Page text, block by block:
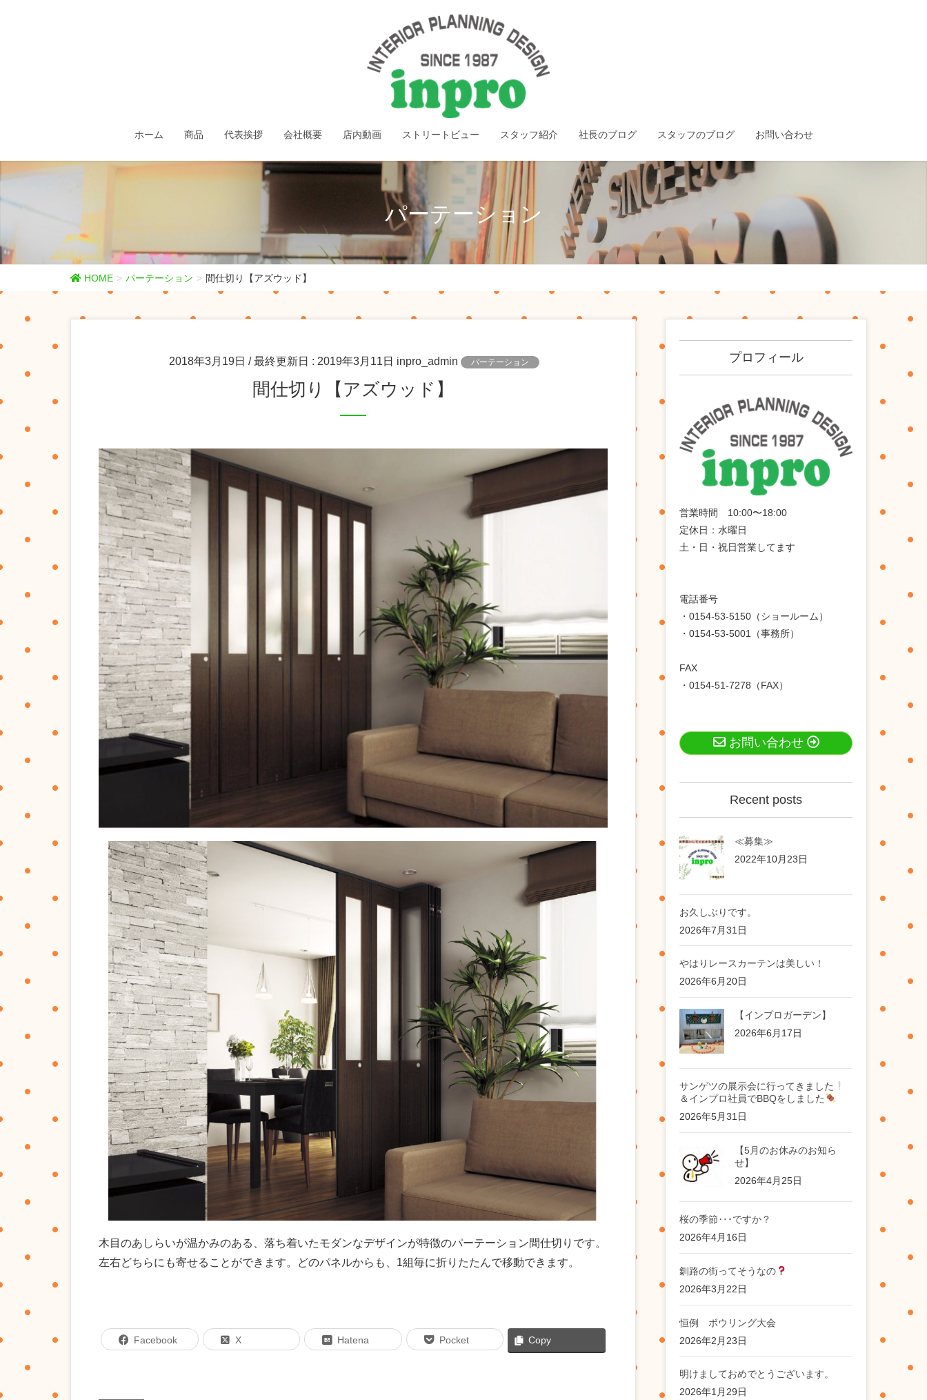
ホーム 商品 代表挨拶 会社概要 店内動画 ストリートビュー スタッフ紹介 社長のブログ スタッフのブログ お問い合わせ
パーテーション
HOME パーテーション 間仕切り【アズウッド】
2018年3月19日 / 最終更新日 : 2019年3月11日 inpro_admin パーテーション
間仕切り【アズウッド】
木目のあしらいが温かみのある、落ち着いたモダンなデザインが特徴のパーテーション間仕切りです。
左右どちらにも寄せることができます。どのパネルからも、1組毎に折りたたんで移動できます。
Facebook X Hatena Pocket Copy
プロフィール
営業時間 10:00〜18:00
定休日：水曜日
土・日・祝日営業してます
電話番号
・0154-53-5150（ショールーム）
・0154-53-5001（事務所）
FAX
・0154-51-7278（FAX）
お問い合わせ
Recent posts
≪募集≫
2022年10月23日
お久しぶりです。
2026年7月31日
やはりレースカーテンは美しい！
2026年6月20日
【インプロガーデン】
2026年6月17日
サンゲツの展示会に行ってきました
＆インプロ社員でBBQをしました
2026年5月31日
【5月のお休みのお知ら
せ】
2026年4月25日
桜の季節‥･ですか？
2026年4月16日
釧路の街ってそうなの
2026年3月22日
恒例 ボウリング大会
2026年2月23日
明けましておめでとうございます。
2026年1月29日